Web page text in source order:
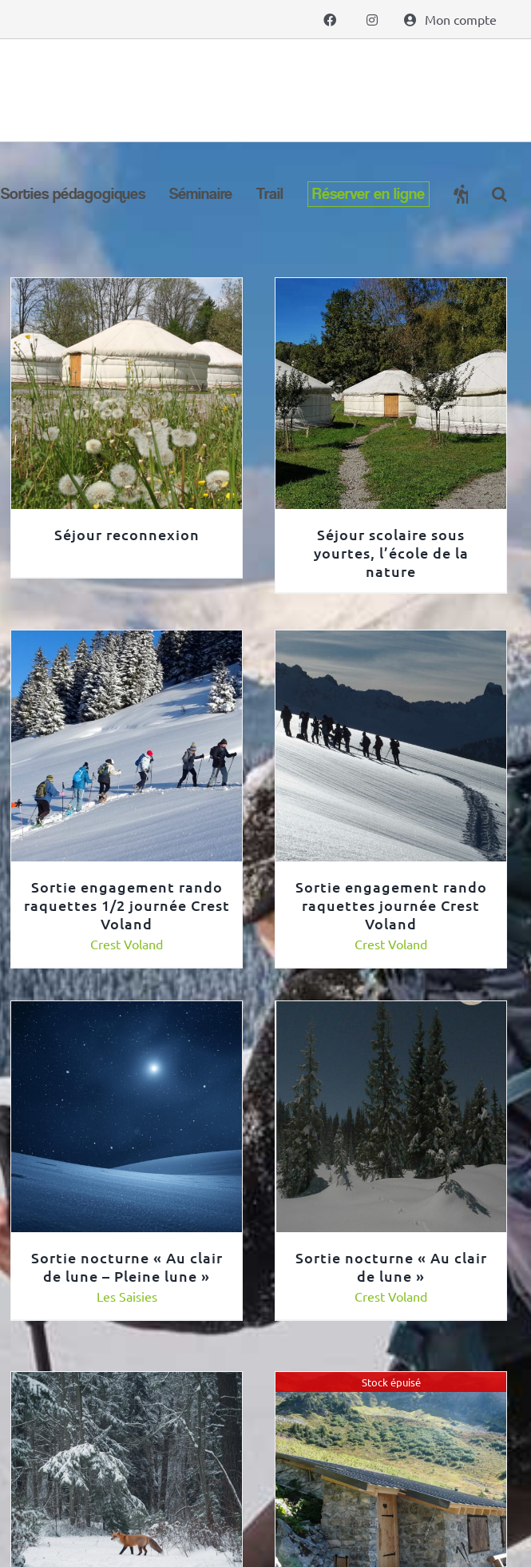
Mon compte
Sorties pédagogiques Séminaire Trail Réserver en ligne
Séjour reconnexion
Séjour scolaire sous
yourtes, l’école de la
nature
Sortie engagement rando
raquettes 1/2 journée Crest
Voland
Crest Voland
Sortie engagement rando
raquettes journée Crest
Voland
Crest Voland
Sortie nocturne « Au clair
de lune – Pleine lune »
Les Saisies
Sortie nocturne « Au clair
de lune »
Crest Voland
Stock épuisé